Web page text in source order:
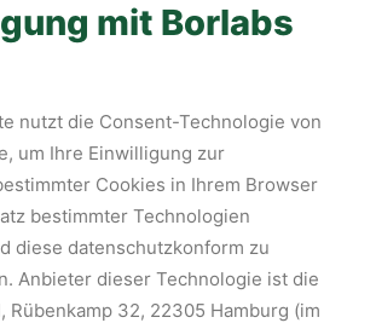
mit Borlabs
nutzt die Consent-Technologie von
um Ihre Einwilligung zur
Cookies in Ihrem Browser
bestimmter Technologien
diese datenschutzkonform zu
Anbieter dieser Technologie ist die
Rübenkamp 32, 22305 Hamburg (im